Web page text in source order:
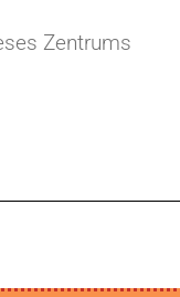
Zentrums